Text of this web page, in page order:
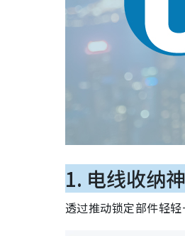
1. 电线收纳
透过推动锁定部件轻轻